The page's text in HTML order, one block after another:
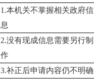
1.本机关不掌握相关政府信
息
2.没有现成信息需要另行制
作
3.补正后申请内容仍不明确